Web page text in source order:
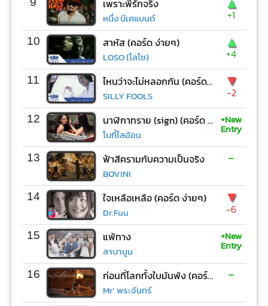
เพราะพี่รักจริง
หนึ่ง บีเคแบนด์ +1
10 สาหัส (คอร์ด ง่ายๆ)
LOSO (โลโซ)
▲
+4
11 ไหนว่าจะไม่หลอกกัน (คอร์ด ง่ายๆ)
SILLY FOOLS
▼
-2
12 นาฬิกาทราย (sign) (คอร์ด ง่ายๆ)
โบกี้ไลอ้อน
+New
Entry
13 ฟ้าสีครามกับความเป็นจริง
BOVINI
-
14 ใจเหลือเหลือ (คอร์ด ง่ายๆ)
Dr.Fuu
▼
-6
15 แพ้ทาง
ลาบานูน
+New
Entry
16 ก่อนที่โลกทั้งใบมันพัง (คอร์ด ง่ายๆ)
Mr’ พระจันทร์
-